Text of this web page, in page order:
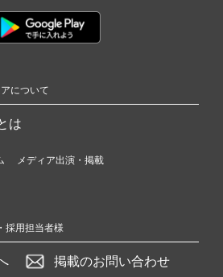
について
は
メディア出演・掲載
採用担当者様
掲載のお問い合わせ